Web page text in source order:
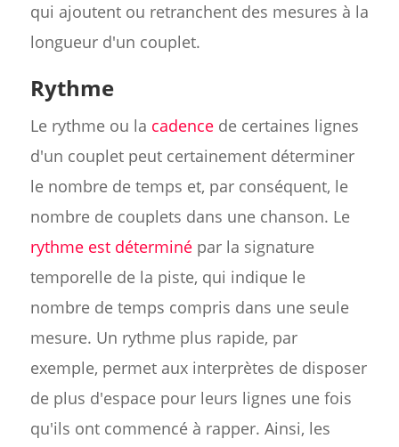
qui ajoutent ou retranchent des mesures à la
longueur d'un couplet.
Rythme
Le rythme ou la cadencede certaines lignes
d'un couplet peut certainement déterminer
le nombre de temps et, par conséquent, le
nombre de couplets dans une chanson. Le
rythme est déterminépar la signature
temporelle de la piste, qui indique le
nombre de temps compris dans une seule
mesure. Un rythme plus rapide, par
exemple, permet aux interprètes de disposer
de plus d'espace pour leurs lignes une fois
qu'ils ont commencé à rapper. Ainsi, les